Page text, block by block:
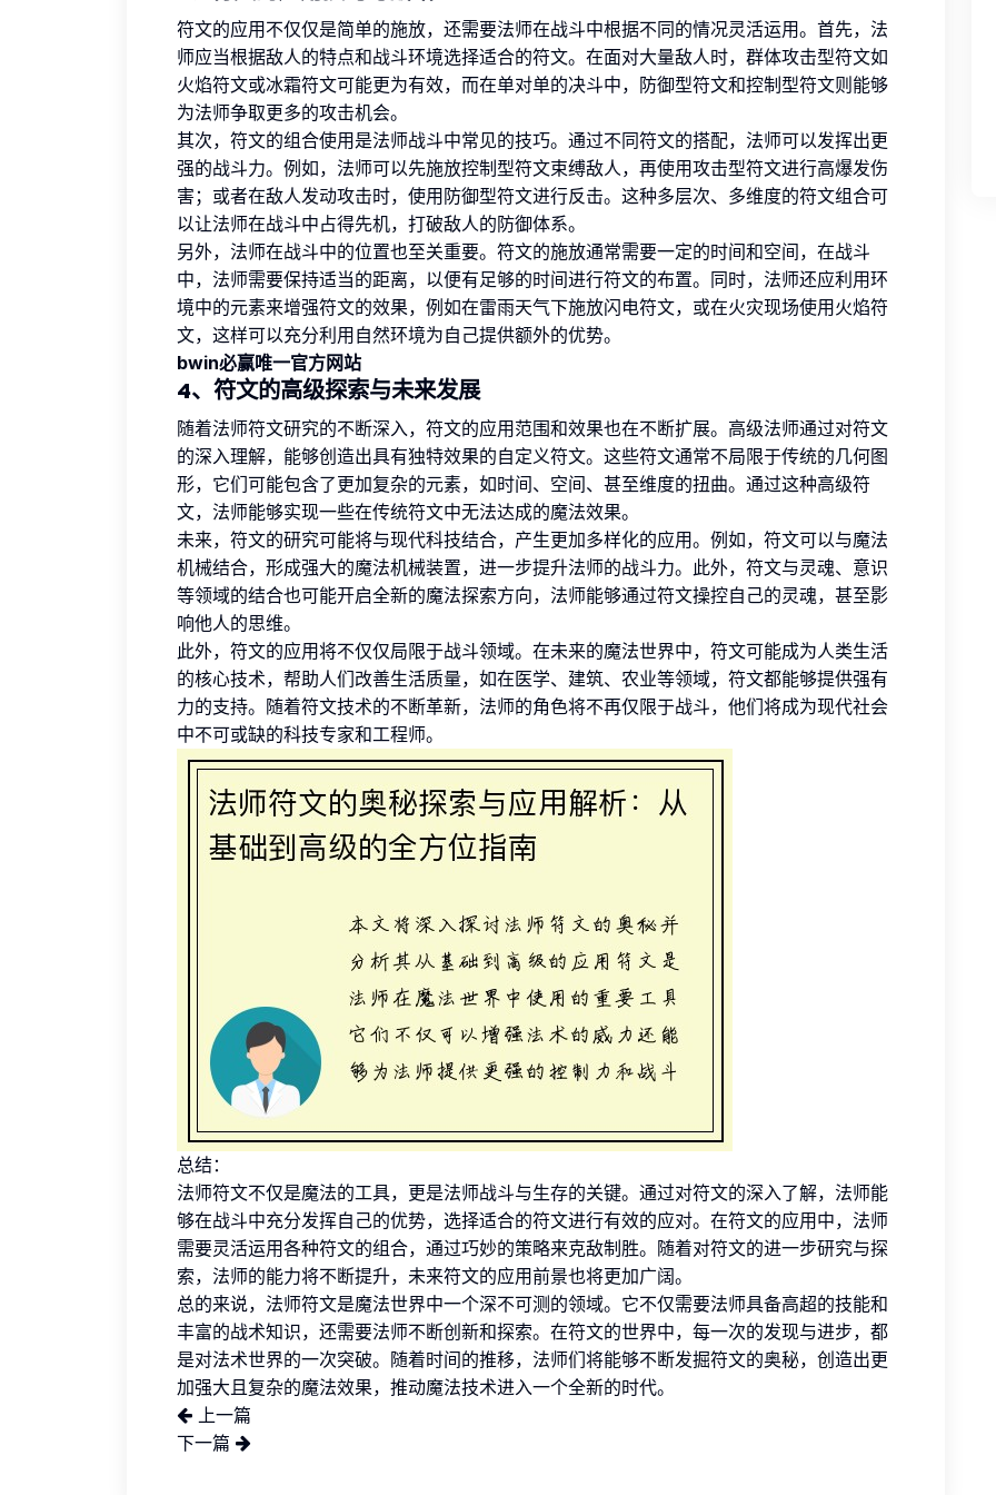
符文的应用不仅仅是简单的施放，还需要法师在战斗中根据不同的情况灵活运用。首先，法
师应当根据敌人的特点和战斗环境选择适合的符文。在面对大量敌人时，群体攻击型符文如
火焰符文或冰霜符文可能更为有效，而在单对单的决斗中，防御型符文和控制型符文则能够
为法师争取更多的攻击机会。
其次，符文的组合使用是法师战斗中常见的技巧。通过不同符文的搭配，法师可以发挥出更
强的战斗力。例如，法师可以先施放控制型符文束缚敌人，再使用攻击型符文进行高爆发伤
害；或者在敌人发动攻击时，使用防御型符文进行反击。这种多层次、多维度的符文组合可
以让法师在战斗中占得先机，打破敌人的防御体系。
另外，法师在战斗中的位置也至关重要。符文的施放通常需要一定的时间和空间，在战斗
中，法师需要保持适当的距离，以便有足够的时间进行符文的布置。同时，法师还应利用环
境中的元素来增强符文的效果，例如在雷雨天气下施放闪电符文，或在火灾现场使用火焰符
文，这样可以充分利用自然环境为自己提供额外的优势。
bwin必赢唯一官方网站
4、符文的高级探索与未来发展
随着法师符文研究的不断深入，符文的应用范围和效果也在不断扩展。高级法师通过对符文
的深入理解，能够创造出具有独特效果的自定义符文。这些符文通常不局限于传统的几何图
形，它们可能包含了更加复杂的元素，如时间、空间、甚至维度的扭曲。通过这种高级符
文，法师能够实现一些在传统符文中无法达成的魔法效果。
未来，符文的研究可能将与现代科技结合，产生更加多样化的应用。例如，符文可以与魔法
机械结合，形成强大的魔法机械装置，进一步提升法师的战斗力。此外，符文与灵魂、意识
等领域的结合也可能开启全新的魔法探索方向，法师能够通过符文操控自己的灵魂，甚至影
响他人的思维。
此外，符文的应用将不仅仅局限于战斗领域。在未来的魔法世界中，符文可能成为人类生活
的核心技术，帮助人们改善生活质量，如在医学、建筑、农业等领域，符文都能够提供强有
力的支持。随着符文技术的不断革新，法师的角色将不再仅限于战斗，他们将成为现代社会
中不可或缺的科技专家和工程师。
总结：
法师符文不仅是魔法的工具，更是法师战斗与生存的关键。通过对符文的深入了解，法师能
够在战斗中充分发挥自己的优势，选择适合的符文进行有效的应对。在符文的应用中，法师
需要灵活运用各种符文的组合，通过巧妙的策略来克敌制胜。随着对符文的进一步研究与探
索，法师的能力将不断提升，未来符文的应用前景也将更加广阔。
总的来说，法师符文是魔法世界中一个深不可测的领域。它不仅需要法师具备高超的技能和
丰富的战术知识，还需要法师不断创新和探索。在符文的世界中，每一次的发现与进步，都
是对法术世界的一次突破。随着时间的推移，法师们将能够不断发掘符文的奥秘，创造出更
加强大且复杂的魔法效果，推动魔法技术进入一个全新的时代。
上一篇
下一篇